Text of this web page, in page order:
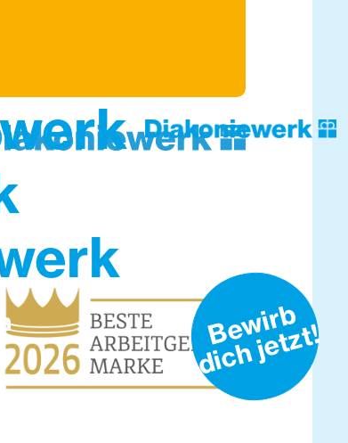
B
e
w
i
r
b
d
i
c
h
j
e
t
z
t
!